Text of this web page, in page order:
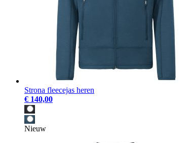
Strona fleecejas heren
€ 140,00
Nieuw